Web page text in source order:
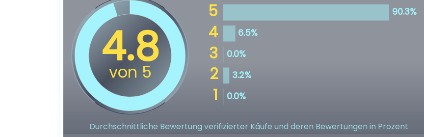
Durchschnittliche Bewertung verifizierter Käufe und deren Bewertungen in Prozent